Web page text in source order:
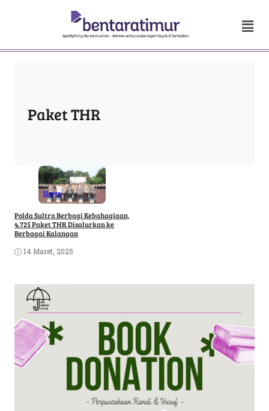
Paket THR
News
Polda Sultra Berbagi Kebahagiaan,
4.725 Paket THR Disalurkan ke
Berbagai Kalangan
14 Maret, 2025